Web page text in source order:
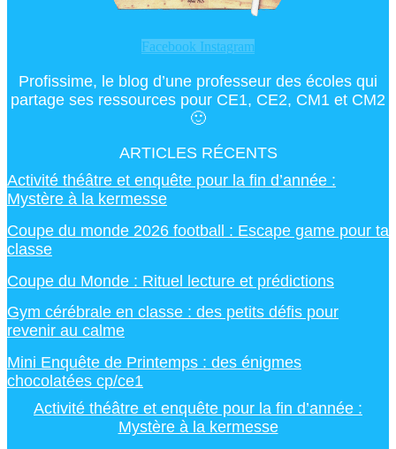
Facebook Instagram
Profissime, le blog d’une professeur des écoles qui
partage ses ressources pour CE1, CE2, CM1 et CM2
🙂
ARTICLES RÉCENTS
Activité théâtre et enquête pour la fin d’année :
Mystère à la kermesse
Coupe du monde 2026 football : Escape game pour ta
classe
Coupe du Monde : Rituel lecture et prédictions
Gym cérébrale en classe : des petits défis pour
revenir au calme
Mini Enquête de Printemps : des énigmes
chocolatées cp/ce1
Activité théâtre et enquête pour la fin d’année :
Mystère à la kermesse